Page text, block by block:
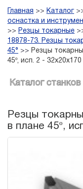
Главная >> Каталог
оснастка и
>> Резцы токарные
18878-73. Резцы
45° >> Резцы
45º, исп. 2 -
Каталог
Резцы
в плане 45º,